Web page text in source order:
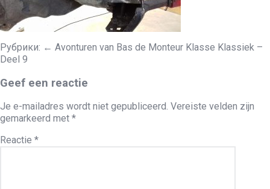
Рубрики: ← Avonturen van Bas de Monteur Klasse Klassiek –
Deel 9
Geef een reactie
Je e-mailadres wordt niet gepubliceerd. Vereiste velden zijn
gemarkeerd met *
Reactie *